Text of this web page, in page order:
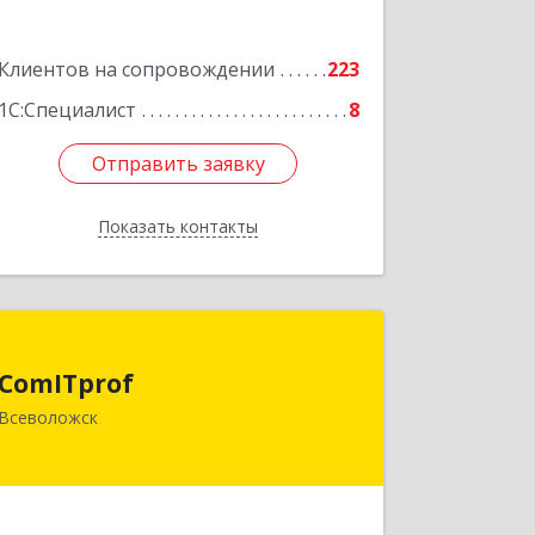
Клиентов на сопровождении
223
1С:Специалист
8
Отправить заявку
Показать контакты
Отправить заявку
Назад
ComITprof
Всеволожск
Всеволожский р-н, Всеволожск г,